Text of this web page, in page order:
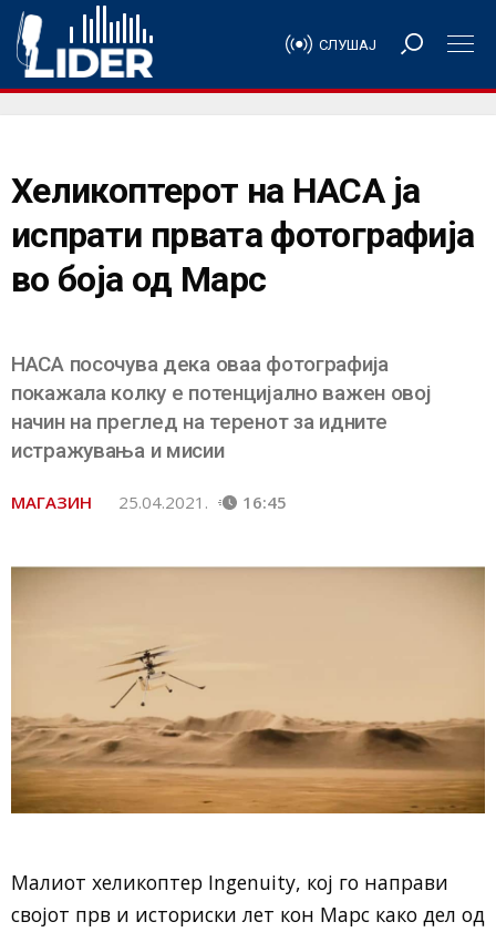
СЛУШАЈ
Хеликоптерот на НАСА ја
испрати првата фотографија
во боја од Марс
НАСА посочува дека оваа фотографија
покажала колку е потенцијално важен овој
начин на преглед на теренот за идните
истражувања и мисии
МАГАЗИН 25.04.2021. 16:45
Малиот хеликоптер Ingenuity, кој го направи
својот прв и историски лет кон Марс како дел од